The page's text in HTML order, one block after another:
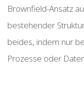
Brownfield-Ansatz
bestehender
beides, indem nur
Prozesse oder